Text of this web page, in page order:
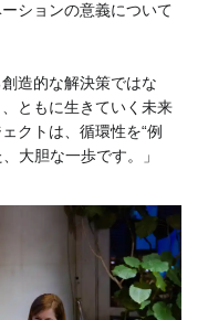
ションの意義について
造的な解決策ではな
ともに生きていく未来
クトは、循環性を“例
大胆な一歩です。」